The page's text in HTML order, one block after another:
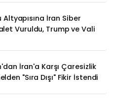
Altyapısına İran Siber
Vuruldu, Trump ve Vali
İran'a Karşı Çaresizlik
"Sıra Dışı" Fikir İstendi